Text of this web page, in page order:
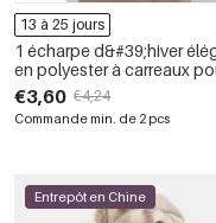
13 à 25 jours
1 écharpe d&#39;hiver
en polyester à carreaux
femme
€3,60 €4,24
Commande min. de 2 pcs
Entrepôt en Chine